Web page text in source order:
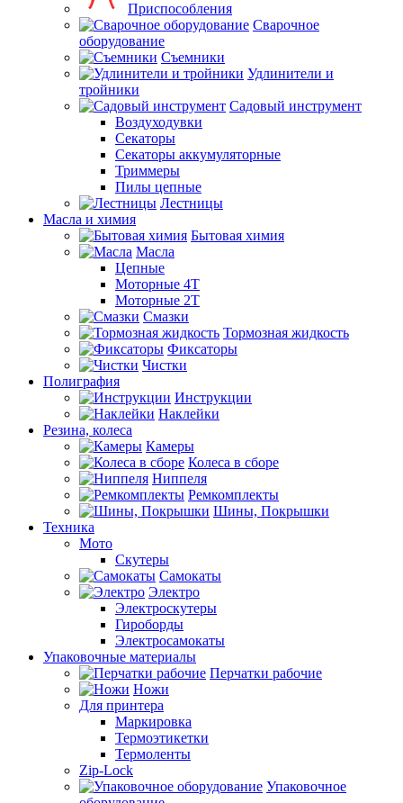
Приспособления
Сварочное
оборудование
Съемники
Удлинители и
тройники
Садовый инструмент
Воздуходувки
Секаторы
Секаторы аккумуляторные
Триммеры
Пилы цепные
Лестницы
Масла и химия
Бытовая химия
Масла
Цепные
Моторные 4Т
Моторные 2Т
Смазки
Тормозная жидкость
Фиксаторы
Чистки
Полиграфия
Инструкции
Наклейки
Резина, колеса
Камеры
Колеса в сборе
Ниппеля
Ремкомплекты
Шины, Покрышки
Техника
Мото
Скутеры
Самокаты
Электро
Электроскутеры
Гироборды
Электросамокаты
Упаковочные материалы
Перчатки рабочие
Ножи
Для принтера
Маркировка
Термоэтикетки
Термоленты
Zip-Lock
Упаковочное